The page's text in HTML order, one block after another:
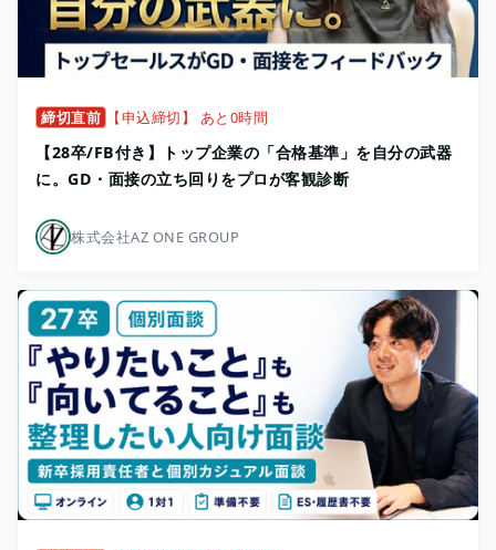
締切直前 【申込締切】 あと0時間
【28卒/FB付き】トップ企業の「合格基準」を自分の武器
に。GD・面接の立ち回りをプロが客観診断
株式会社AZ ONE GROUP